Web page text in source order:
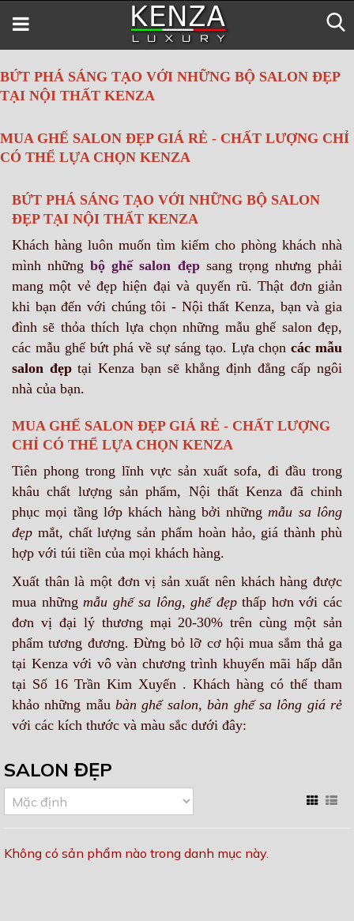
BỨT PHÁ SÁNG TẠO VỚI NHỮNG BỘ SALON ĐẸP
TẠI NỘI THẤT KENZA
MUA GHẾ SALON ĐẸP GIÁ RẺ - CHẤT LƯỢNG CHỈ
CÓ THỂ LỰA CHỌN KENZA
BỨT PHÁ SÁNG TẠO VỚI NHỮNG BỘ SALON
ĐẸP TẠI NỘI THẤT KENZA
Khách hàng luôn muốn tìm kiếm cho phòng khách nhà
mình nhữngbộ ghế salon đẹpsang trọng nhưng phải
mang một vẻ đẹp hiện đại và quyến rũ. Thật đơn giản
khi bạn đến với chúng tôi - Nội thất Kenza, bạn và gia
đình sẽ thỏa thích lựa chọn những mẫu ghế salon đẹp,
các mẫu ghế bứt phá về sự sáng tạo. Lựa chọncác mẫu
salon đẹptại Kenza bạn sẽ khẳng định đẳng cấp ngôi
nhà của bạn.
MUA GHẾ SALON ĐẸP GIÁ RẺ - CHẤT LƯỢNG
CHỈ CÓ THỂ LỰA CHỌN KENZA
Tiên phong trong lĩnh vực sản xuất sofa, đi đầu trong
khâu chất lượng sản phẩm, Nội thất Kenza đã chinh
phục mọi tầng lớp khách hàng bởi nhữngmẫu sa lông
đẹp mắt, chất lượng sản phẩm hoàn hảo, giá thành phù
hợp với túi tiền của mọi khách hàng.
Xuất thân là một đơn vị sản xuất nên khách hàng được
mua nhữngmẫu ghế sa lông,ghế đẹpthấp hơn với các
đơn vị đại lý thương mại 20-30% trên cùng một sản
phẩm tương đương. Đừng bỏ lỡ cơ hội mua sắm thả ga
tại Kenza với vô vàn chương trình khuyến mãi hấp dẫn
tại Số 16 Trần Kim Xuyến . Khách hàng có thể tham
khảo những mẫubàn ghế salon,bàn ghế sa lông giá rẻ
với các kích thước và màu sắc dưới đây:
SALON ĐẸP
Không có sản phẩm nào trong danh mục này.